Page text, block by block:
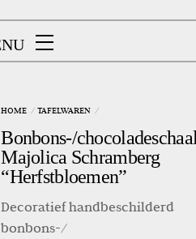
MENU
HOME TAFELWAREN
Bonbons-/
Majolica Schramberg
“Herfstbloemen”
Decoratief handbeschilderd
bonbons-/